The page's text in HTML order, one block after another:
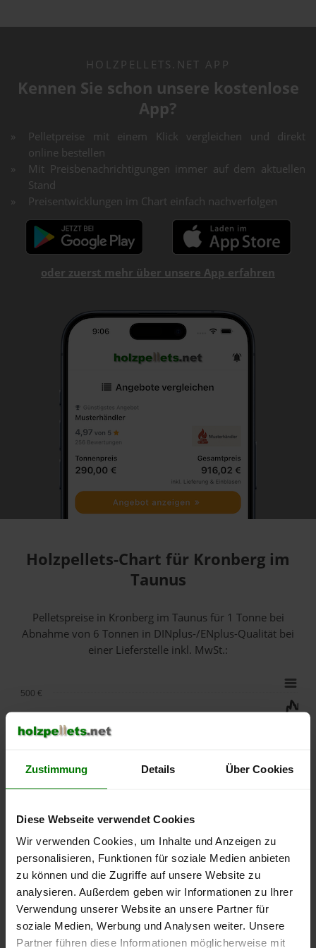
Zustimmung Details Über Cookies
Diese Webseite verwendet Cookies
Wir verwenden Cookies, um Inhalte und Anzeigen zu
personalisieren, Funktionen für soziale Medien anbieten
zu können und die Zugriffe auf unsere Website zu
analysieren. Außerdem geben wir Informationen zu Ihrer
Verwendung unserer Website an unsere Partner für
soziale Medien, Werbung und Analysen weiter. Unsere
Partner führen diese Informationen möglicherweise mit
HOLZPELLETS.NET APP
Kennen Sie schon unsere kostenlose
App?
Pelletpreise mit einem Klick vergleichen und direkt
online bestellen
Mit Preisbenachrichtigungen immer auf dem aktuellen
Stand
Preisentwicklungen im Chart einfach nachverfolgen
oder zuerst mehr über unsere App erfahren
Holzpellets-Chart für Kronberg im
Taunus
Pelletspreise in Kronberg im Taunus für 1 Tonne bei
Abnahmevon 6 Tonnen in DINplus-/ENplus-Qualität bei
einer Lieferstelle inkl. MwSt.:
lose Ware Sackware
September
2025
Januar
2026
Mai
2026
250 €
400 €
450 €
500 €